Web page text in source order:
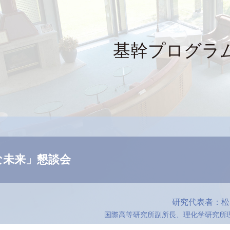
基幹プログラ
来」懇談会
研究代表者：
国際高等研究所副所長、理化学研究所